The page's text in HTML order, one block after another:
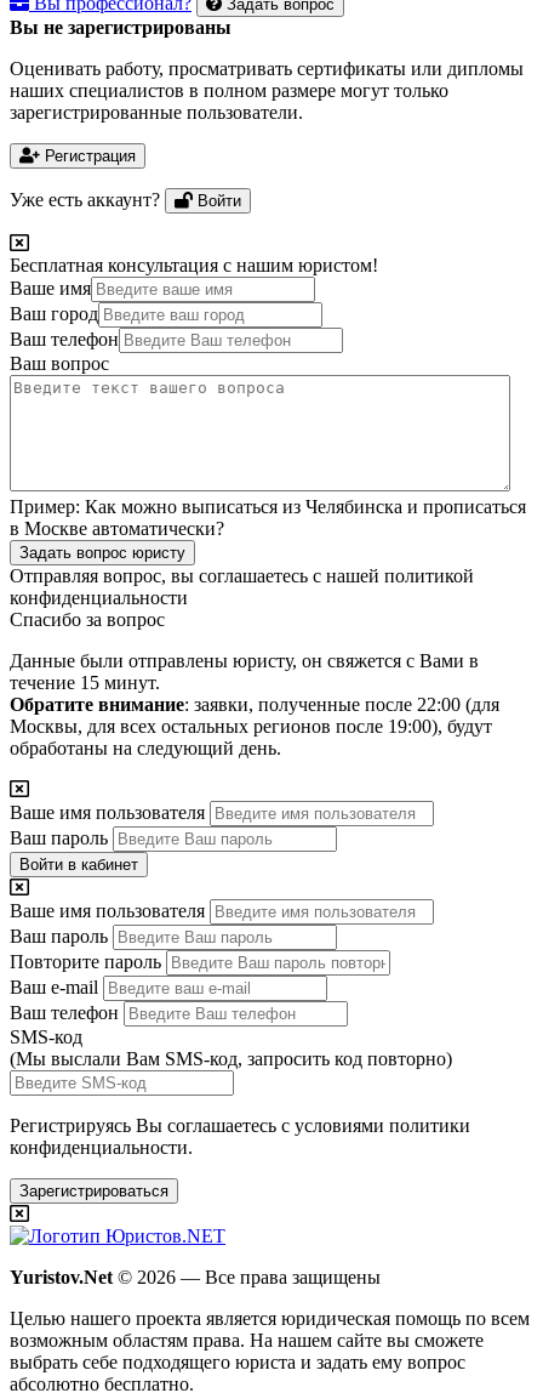
Задать вопрос
Вы не зарегистрированы
Оценивать работу, просматривать сертификаты или дипломы
наших специалистов в полном размере могут только
зарегистрированные пользователи.
Регистрация
Уже есть аккаунт? Войти
Бесплатная консультация с нашим юристом!
Ваше имя
Ваш город
Ваш телефон
Ваш вопрос
Пример: Как можно выписаться из Челябинска и прописаться
в Москве автоматически?
Задать вопрос юристу
Отправляя вопрос, вы соглашаетесь с нашей политикой
конфиденциальности
Спасибо за вопрос
Данные были отправлены юристу, он свяжется с Вами в
течение 15 минут.
Обратите внимание: заявки, полученные после 22:00 (для
Москвы, для всех остальных регионов после 19:00), будут
обработаны на следующий день.
Ваше имя пользователя
Ваш пароль
Войти в кабинет
Ваше имя пользователя
Ваш пароль
Повторите пароль
Ваш e-mail
Ваш телефон
SMS-код
(Мы выслали Вам SMS-код, запросить код повторно)
Регистрируясь Вы соглашаетесь с условиями политики
конфиденциальности.
Зарегистрироваться
Yuristov.Net © 2026 — Все права защищены
Целью нашего проекта является юридическая помощь по всем
возможным областям права. На нашем сайте вы сможете
выбрать себе подходящего юриста и задать ему вопрос
абсолютно бесплатно.